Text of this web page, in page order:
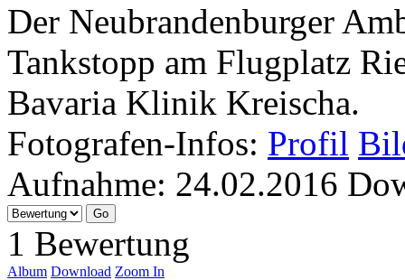
Der Neubrandenburger
Tankstopp am Flugplatz
Bavaria Klinik Kreischa.
Fotografen-Infos: Profil
Aufnahme: 24.02.2016
1 Bewertung
Album Download Zoom In